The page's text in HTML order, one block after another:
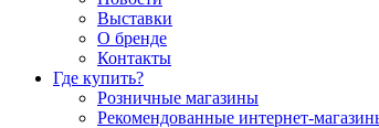
Выставки
О бренде
Контакты
Где купить?
Розничные магазины
Рекомендованные интернет-